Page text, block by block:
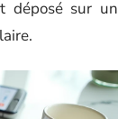
déposé sur un